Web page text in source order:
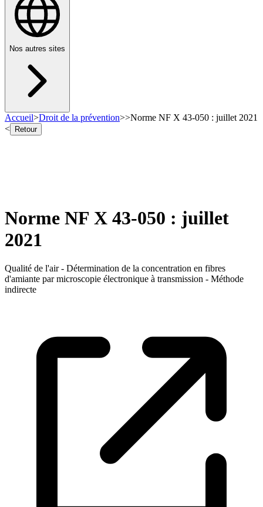
Nos autres sites
Accueil>Droit de la prévention>>Norme NF X 43-050 : juillet 2021
<
Retour
Norme NF X 43-050 : juillet
2021
Qualité de l'air - Détermination de la concentration en fibres
d'amiante par microscopie électronique à transmission - Méthode
indirecte